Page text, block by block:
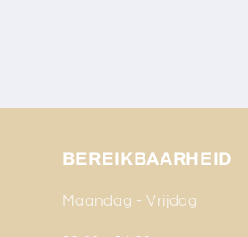
BEREIKBAARHEID
Maandag - Vrijdag